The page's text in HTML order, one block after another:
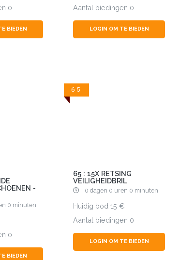
0
BIEDEN
Aantal biedingen 0
LOGIN OM TE BIEDEN
-
0 minuten
0
BIEDEN
65
65 : 15X RETSING
VEILIGHEIDBRIL
0 dagen 0 uren 0 minuten
Huidig bod 15
Aantal biedingen 0
LOGIN OM TE BIEDEN